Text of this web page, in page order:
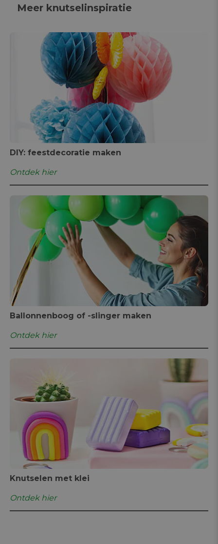
Meer knutselinspiratie
DIY: feestdecoratie maken
Ontdek hier
Ballonnenboog of -slinger maken
Ontdek hier
Knutselen met klei
Ontdek hier